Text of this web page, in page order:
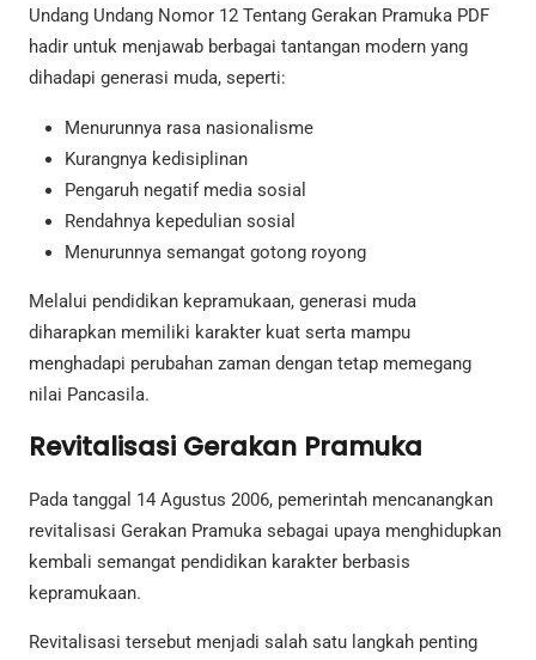
Undang Undang Nomor 12 Tentang Gerakan Pramuka PDF
hadir untuk menjawab berbagai tantangan modern yang
dihadapi generasi muda, seperti:
Menurunnya rasa nasionalisme
Kurangnya kedisiplinan
Pengaruh negatif media sosial
Rendahnya kepedulian sosial
Menurunnya semangat gotong royong
Melalui pendidikan kepramukaan, generasi muda
diharapkan memiliki karakter kuat serta mampu
menghadapi perubahan zaman dengan tetap memegang
nilai Pancasila.
Revitalisasi Gerakan Pramuka
Pada tanggal 14 Agustus 2006, pemerintah mencanangkan
revitalisasi Gerakan Pramuka sebagai upaya menghidupkan
kembali semangat pendidikan karakter berbasis
kepramukaan.
Revitalisasi tersebut menjadi salah satu langkah penting